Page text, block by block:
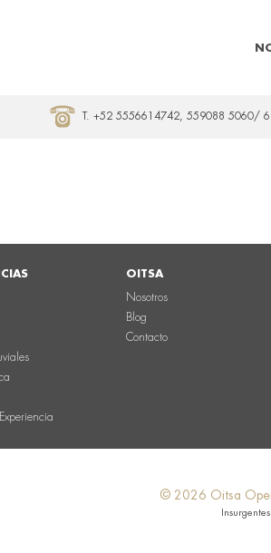
T. +52 5556614742, 559088 5060/
OITSA
Nosotros
Blog
Contacto
© 2026 Oitsa